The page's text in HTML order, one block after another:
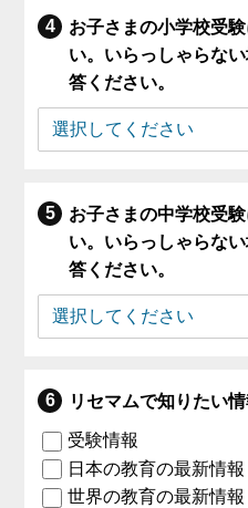
お子さまの小学校受
い。いらっしゃらな
答ください。
お子さまの中学校受
い。いらっしゃらな
答ください。
リセマムで知りたい
受験情報
日本の教育の最新情報
世界の教育の最新情報